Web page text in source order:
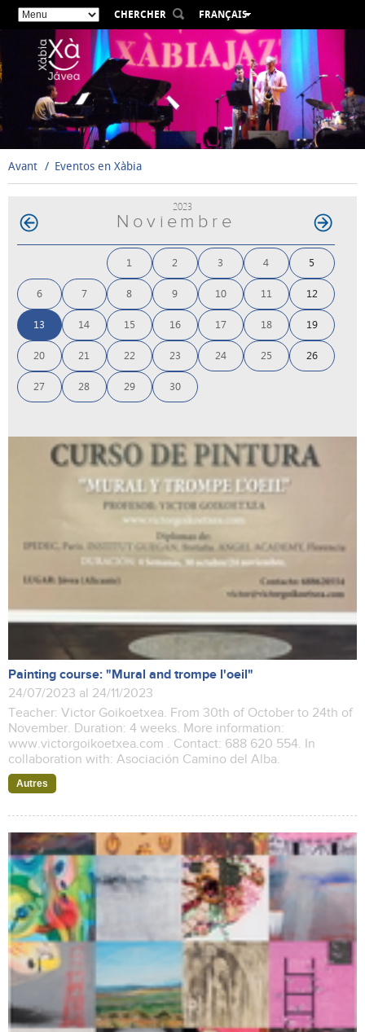
CHERCHER
FRANÇAIS
ESPAÑOL
VALENCIÀ
ENGLISH
DEUTSCH
РУССКИЙ
Avant Eventos en Xàbia
2023
Noviembre
1 2 3 4 5
6 7 8 9 10 11 12
13 14 15 16 17 18 19
20 21 22 23 24 25 26
27 28 29 30
Painting course: "Mural and trompe l'oeil"
24/07/2023 al 24/11/2023
Teacher: Victor Goikoetxea. From 30th of October to 24th of
November. Duration: 4 weeks. More information:
www.victorgoikoetxea.com . Contact: 688 620 554. In
collaboration with: Asociación Camino del Alba.
Autres